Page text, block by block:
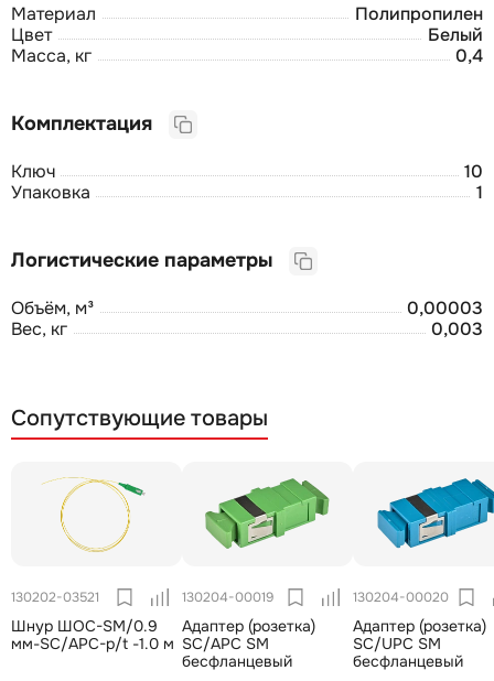
Материал
Полипропилен
Цвет
Белый
Масса, кг
0,4
Комплектация
Ключ
10
Упаковка
1
Логистические параметры
Объём, м³
0,00003
Вес, кг
0,003
Сопутствующие товары
130202-03521
Шнур ШОС-SM/0.9
мм-SC/APC-p/t -1.0 м
130204-00019
Адаптер (розетка)
SC/APC SM
бесфланцевый
130204-00020
Адаптер (розетка)
SC/UPC SM
бесфланцевый